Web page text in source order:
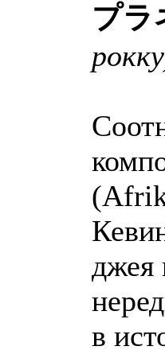
プラ
джея
в